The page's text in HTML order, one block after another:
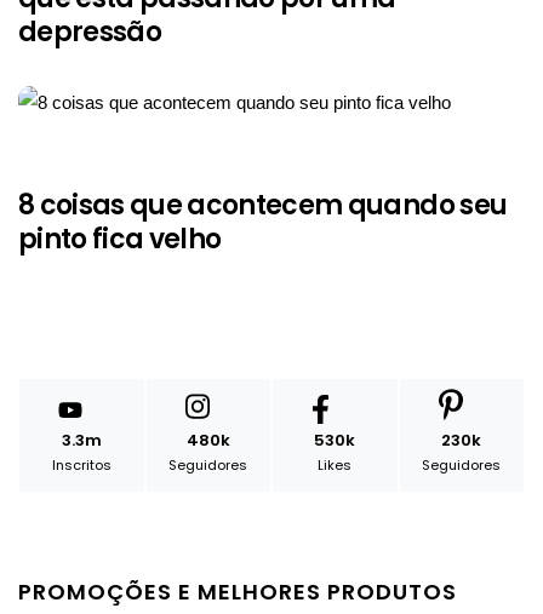
depressão
8 coisas que acontecem quando seu
pinto fica velho
3.3m
Inscritos
480k
Seguidores
530k
Likes
230k
Seguidores
PROMOÇÕES E MELHORES PRODUTOS